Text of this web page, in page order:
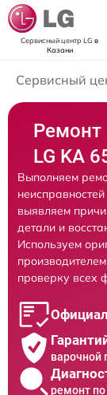
Сервисный центр LG в
Казани
Сервисный
Ремонт
LG KA
Выполняем
выявляем
детали и
Используем
проверку всех
варочной
ремонт